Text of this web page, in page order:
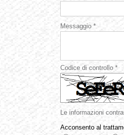
Messaggio *
Codice di controllo *
Le informazioni
Acconsento al